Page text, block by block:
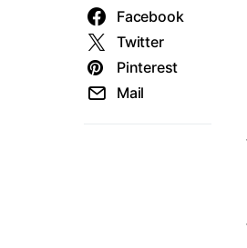
Facebook
Twitter
Pinterest
Mail